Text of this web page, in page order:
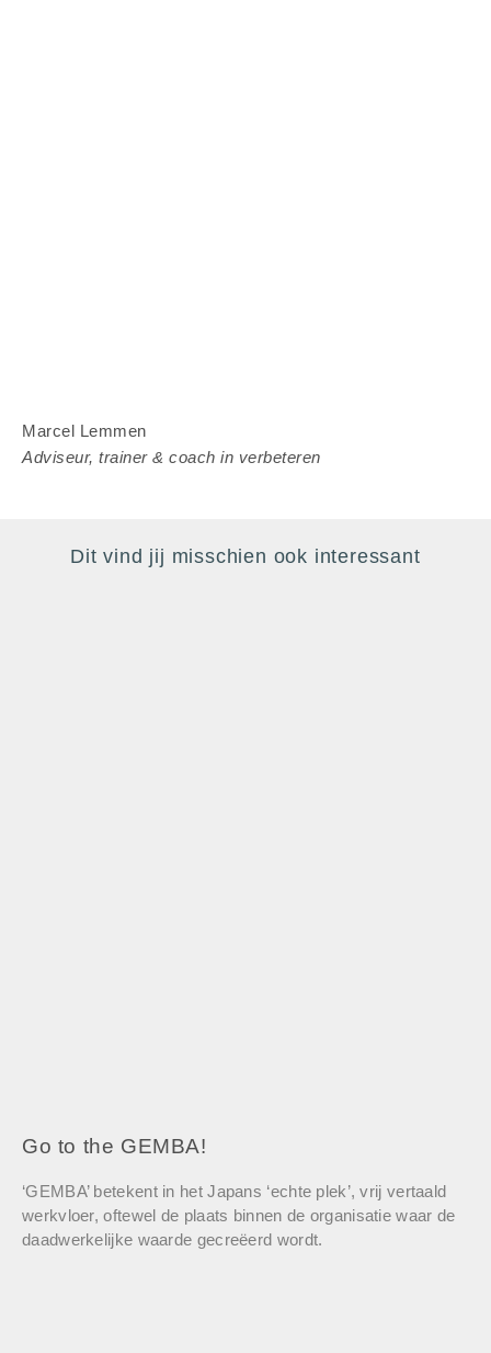
Marcel Lemmen
Adviseur, trainer & coach in verbeteren
Dit vind jij misschien ook interessant
Go to the GEMBA!
‘GEMBA’ betekent in het Japans ‘echte plek’, vrij vertaald
werkvloer, oftewel de plaats binnen de organisatie waar de
daadwerkelijke waarde gecreëerd wordt.